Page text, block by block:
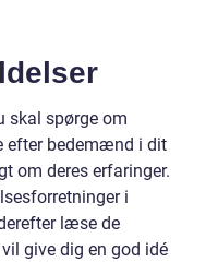
skal spørge om
efter bedemænd i dit
om deres erfaringer.
i
læse de
give dig en god idé